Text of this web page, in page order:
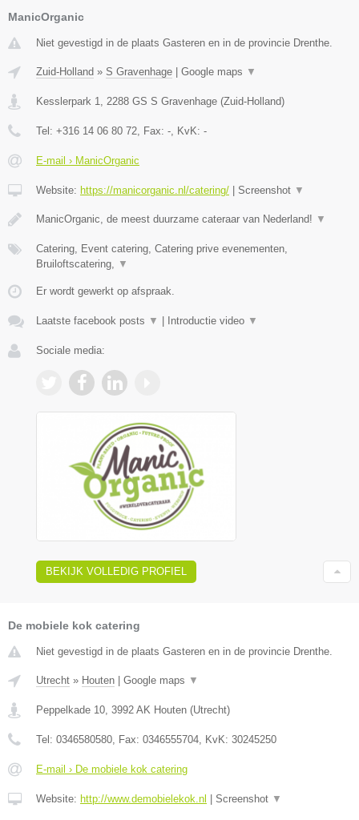
ManicOrganic
Niet gevestigd in de plaats Gasteren en in de provincie Drenthe.
Zuid-Holland » S Gravenhage Google maps ▼
Kesslerpark 1 2288 GS S Gravenhage (Zuid-Holland)
Tel: +316 14 06 80 72 , Fax: - , KvK: -
E-mail › ManicOrganic
Website: https://manicorganic.nl/catering/ Screenshot ▼
ManicOrganic, de meest duurzame cateraar van Nederland! ▼
Catering, Event catering, Catering prive evenementen,
Bruiloftscatering,
▼
Er wordt gewerkt op afspraak.
Laatste facebook posts ▼ Introductie video ▼
Sociale media:
BEKIJK VOLLEDIG PROFIEL
De mobiele kok catering
Niet gevestigd in de plaats Gasteren en in de provincie Drenthe.
Utrecht » Houten | Google maps ▼
Peppelkade 10 3992 AK Houten (Utrecht)
Tel: 0346580580 , Fax: 0346555704 , KvK: 30245250
E-mail › De mobiele kok catering
Website: http://www.demobielekok.nl | Screenshot ▼